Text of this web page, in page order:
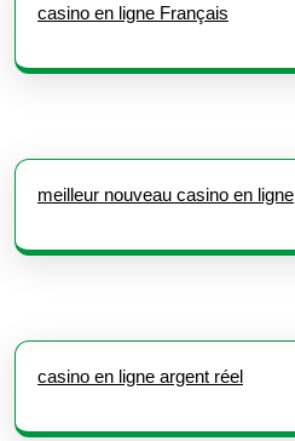
casino en ligne Français
meilleur nouveau casino en ligne
casino en ligne argent réel